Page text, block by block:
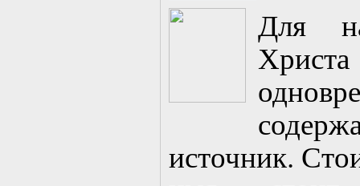
Для
источник.